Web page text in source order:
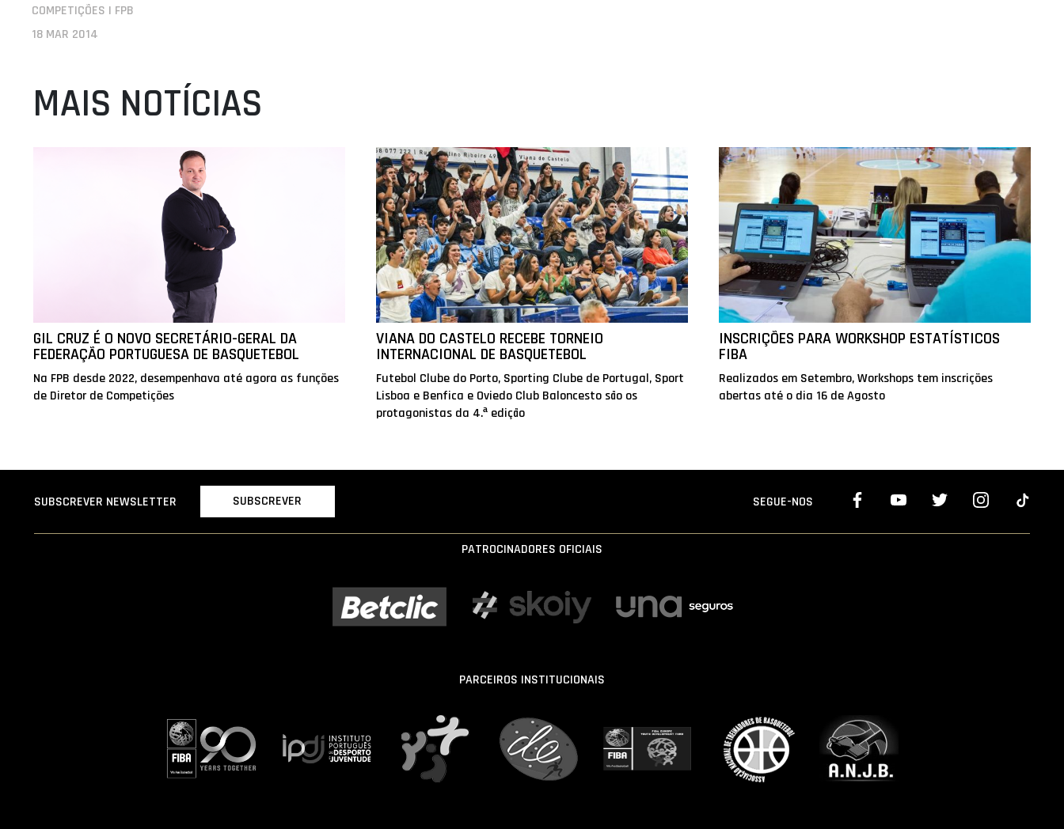
COMPETIÇÕES | FPB
18 MAR 2014
MAIS NOTÍCIAS
GIL CRUZ É O NOVO SECRETÁRIO-GERAL DA
FEDERAÇÃO PORTUGUESA DE BASQUETEBOL
Na FPB desde 2022, desempenhava até agora as funções
de Diretor de Competições
VIANA DO CASTELO RECEBE TORNEIO
INTERNACIONAL DE BASQUETEBOL
Futebol Clube do Porto, Sporting Clube de Portugal, Sport
Lisboa e Benfica e Oviedo Club Baloncesto são os
protagonistas da 4.ª edição
INSCRIÇÕES PARA WORKSHOP ESTATÍSTICOS
FIBA
Realizados em Setembro, Workshops tem inscrições
abertas até o dia 16 de Agosto
SUBSCREVER NEWSLETTER SUBSCREVER SEGUE-NOS
PATROCINADORES OFICIAIS
PARCEIROS INSTITUCIONAIS